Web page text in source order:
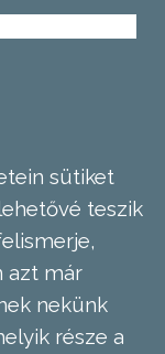
sütiket
teszik
azt már
nekünk
része a